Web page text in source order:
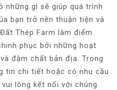
những gì sẽ giúp quá trình
bạn trở nên thuận tiện và
Thép Farm làm điểm
phục bởi những hoạt
đậm chất bản địa. Trong
tin chi tiết hoặc có nhu cầu
lòng kết nối với chúng